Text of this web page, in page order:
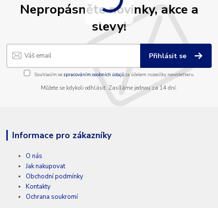
Nepropásněte novinky, akce a
slevy!
Přihlásit se
Souhlasím se zpracováním osobních údajůza účelem rozesílky newsletteru.
Můžete se kdykoli odhlásit. Zasíláme jednou za 14 dní.
Informace pro zákazníky
O nás
Jak nakupovat
Obchodní podmínky
Kontakty
Ochrana soukromí